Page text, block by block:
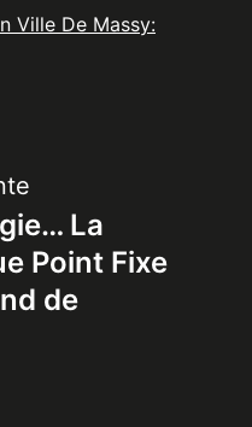
Ville De Massy:
La
Point Fixe
de